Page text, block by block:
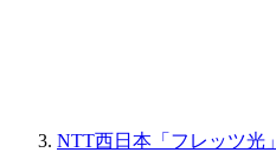
NTT西日本「フレッツ光」